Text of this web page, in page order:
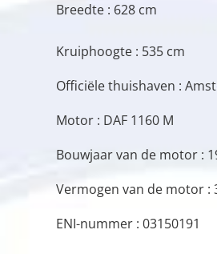
Breedte : 628 cm
Kruiphoogte : 535 cm
Officiële thuishaven :
Motor : DAF 1160 M
Bouwjaar van de motor :
Vermogen van de motor :
ENI-nummer : 03150191